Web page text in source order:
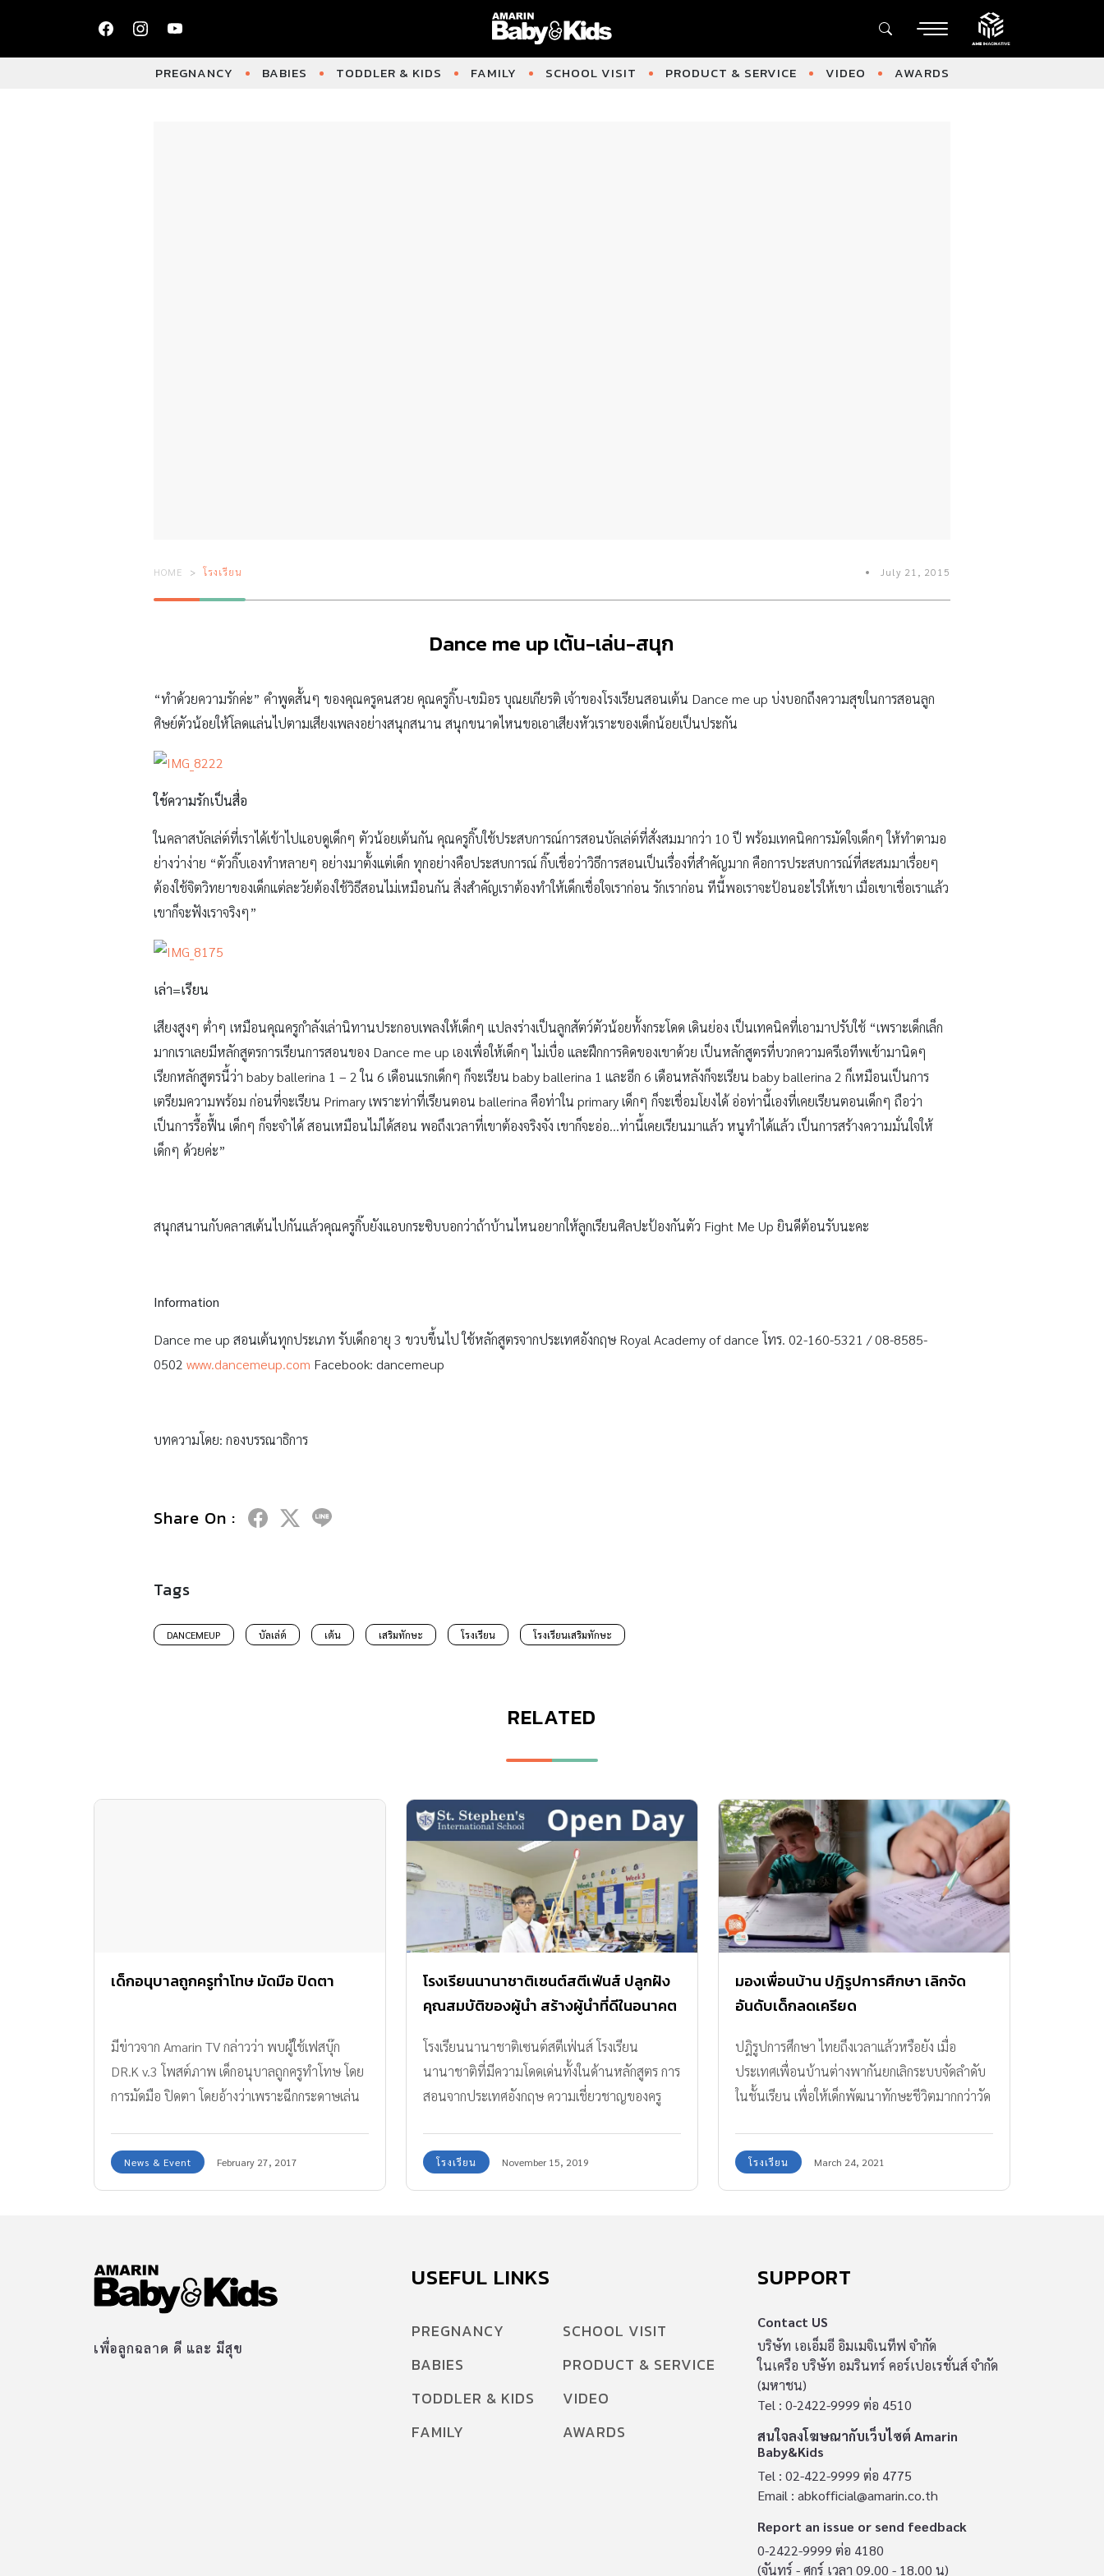
PREGNANCY BABIES TODDLER & KIDS FAMILY SCHOOL VISIT PRODUCT & SERVICE VIDEO AWARDS
HOME โรงเรียน July 21, 2015
Dance me up เต้น-เล่น-สนุก
“ทำด้วยความรักค่ะ” คำพูดสั้นๆ ของคุณครูคนสวย คุณครูกิ๊บ-เขมิอร บุณยเกียรติ เจ้าของโรงเรียนสอนเต้น Dance me up บ่งบอกถึงความสุขในการสอนลูก
ศิษย์ตัวน้อยให้โลดแล่นไปตามเสียงเพลงอย่างสนุกสนาน สนุกขนาดไหนขอเอาเสียงหัวเราะของเด็กน้อยเป็นประกัน
ใช้ความรักเป็นสื่อ
ในคลาสบัลเล่ต์ที่เราได้เข้าไปแอบดูเด็กๆ ตัวน้อยเต้นกัน คุณครูกิ๊บใช้ประสบการณ์การสอนบัลเล่ต์ที่สั่งสมมากว่า 10 ปี พร้อมเทคนิคการมัดใจเด็กๆ ให้ทำตามอ
ย่างว่าง่าย “ตัวกิ๊บเองทำหลายๆ อย่างมาตั้งแต่เด็ก ทุกอย่างคือประสบการณ์ กิ๊บเชื่อว่าวิธีการสอนเป็นเรื่องที่สำคัญมาก คือการประสบการณ์ที่สะสมมาเรื่อยๆ
ต้องใช้จิตวิทยาของเด็กแต่ละวัยต้องใช้วิธีสอนไม่เหมือนกัน สิ่งสำคัญเราต้องทำให้เด็กเชื่อใจเราก่อน รักเราก่อน ทีนี้พอเราจะป้อนอะไรให้เขา เมื่อเขาเชื่อเราแล้ว
เขาก็จะฟังเราจริงๆ”
เล่า=เรียน
เสียงสูงๆ ต่ำๆ เหมือนคุณครูกำลังเล่านิทานประกอบเพลงให้เด็กๆ แปลงร่างเป็นลูกสัตว์ตัวน้อยทั้งกระโดด เดินย่อง เป็นเทคนิคที่เอามาปรับใช้ “เพราะเด็กเล็ก
มากเราเลยมีหลักสูตรการเรียนการสอนของ Dance me up เองเพื่อให้เด็กๆ ไม่เบื่อ และฝึกการคิดของเขาด้วย เป็นหลักสูตรที่บวกความครีเอทีพเข้ามานิดๆ
เรียกหลักสูตรนี้ว่า baby ballerina 1 – 2 ใน 6 เดือนแรกเด็กๆ ก็จะเรียน baby ballerina 1 และอีก 6 เดือนหลังก็จะเรียน baby ballerina 2 ก็เหมือนเป็นการ
เตรียมความพร้อม ก่อนที่จะเรียน Primary เพราะท่าที่เรียนตอน ballerina คือท่าใน primary เด็กๆ ก็จะเชื่อมโยงได้ อ่อท่านี้เองที่เคยเรียนตอนเด็กๆ ถือว่า
เป็นการรื้อฟื้น เด็กๆ ก็จะจำได้ สอนเหมือนไม่ได้สอน พอถึงเวลาที่เขาต้องจริงจัง เขาก็จะอ่อ…ท่านี้เคยเรียนมาแล้ว หนูทำได้แล้ว เป็นการสร้างความมั่นใจให้
เด็กๆ ด้วยค่ะ”
สนุกสนานกับคลาสเต้นไปกันแล้วคุณครูกิ๊บยังแอบกระซิบบอกว่าถ้าบ้านไหนอยากให้ลูกเรียนศิลปะป้องกันตัว Fight Me Up ยินดีต้อนรับนะคะ
Information
Dance me up สอนเต้นทุกประเภท รับเด็กอายุ 3 ขวบขึ้นไป ใช้หลักสูตรจากประเทศอังกฤษ Royal Academy of dance โทร. 02-160-5321 / 08-8585-
0502 www.dancemeup.com Facebook: dancemeup
บทความโดย: กองบรรณาธิการ
Share On :
Tags
DANCEMEUP บัลเล่ต์ เต้น เสริมทักษะ โรงเรียน โรงเรียนเสริมทักษะ
RELATED
เด็กอนุบาลถูกครูทำโทษ มัดมือ ปิดตา
มีข่าวจาก Amarin TV กล่าวว่า พบผู้ใช้เฟสบุ๊ก
DR.K v.3 โพสต์ภาพ เด็กอนุบาลถูกครูทำโทษ โดย
การมัดมือ ปิดตา โดยอ้างว่าเพราะฉีกกระดาษเล่น
มัดมือ และปิดตา
News & Event February 27, 2017
โรงเรียนนานาชาติเซนต์สตีเฟ่นส์ ปลูกฝัง
คุณสมบัติของผู้นำ สร้างผู้นำที่ดีในอนาคต
โรงเรียนนานาชาติเซนต์สตีเฟ่นส์ โรงเรียน
นานาชาติที่มีความโดดเด่นทั้งในด้านหลักสูตร การ
สอนจากประเทศอังกฤษ ความเชี่ยวชาญของครู
ร์สเซอรี่ถึง Year 13 โดยมีผู้ปกครองไว้วางใจพาบุตร
หลานมาเรียนกันมากมายด้วยคอนเซ้ปต์ผสานการ
เติบโตอย่างมีศักยภาพสูงสุด
โรงเรียน November 15, 2019
มองเพื่อนบ้าน ปฎิรูปการศึกษา เลิกจัด
อันดับเด็กลดเครียด
ปฎิรูปการศึกษา ไทยถึงเวลาแล้วหรือยัง เมื่อ
ประเทศเพื่อนบ้านต่างพากันยกเลิกระบบจัดลำดับ
ในชั้นเรียน เพื่อให้เด็กพัฒนาทักษะชีวิตมากกว่าวัด
โรงเรียน March 24, 2021
เพื่อลูกฉลาด ดี และ มีสุข
USEFUL LINKS
PREGNANCY
BABIES
TODDLER & KIDS
FAMILY
SCHOOL VISIT
PRODUCT & SERVICE
VIDEO
AWARDS
SUPPORT
Contact US
บริษัท เอเอ็มอี อิมเมจิเนทีฟ จำกัด
ในเครือ บริษัท อมรินทร์ คอร์เปอเรชั่นส์ จำกัด
(มหาชน)
Tel : 0-2422-9999 ต่อ 4510
สนใจลงโฆษณากับเว็บไซต์ Amarin
Baby&Kids
Tel : 02-422-9999 ต่อ 4775
Email : abkofficial@amarin.co.th
Report an issue or send feedback
0-2422-9999 ต่อ 4180
(จันทร์ - ศุกร์ เวลา 09.00 - 18.00 น)